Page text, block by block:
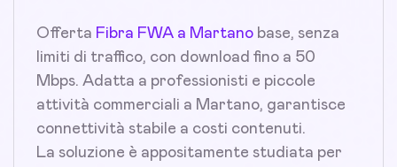
Offerta Fibra FWA a Martano base, senza
limiti di traffico, con download fino a 50
Mbps. Adatta a professionisti e piccole
attività commerciali a Martano, garantisce
connettività stabile a costi contenuti.
La soluzione è appositamente studiata per